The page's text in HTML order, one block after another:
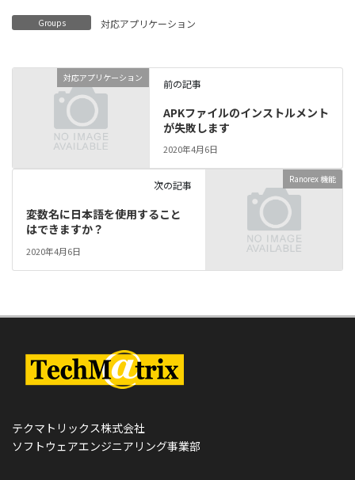
Groups 対応アプリケーション
対応アプリケーション 前の記事
APKファイルのインストルメント
が失敗します
2020年4月6日
Ranorex 機能
次の記事
変数名に日本語を使用すること
はできますか？
2020年4月6日
テクマトリックス株式会社
ソフトウェアエンジニアリング事業部